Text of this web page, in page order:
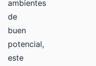
ambientes
de
buen
potencial,
este